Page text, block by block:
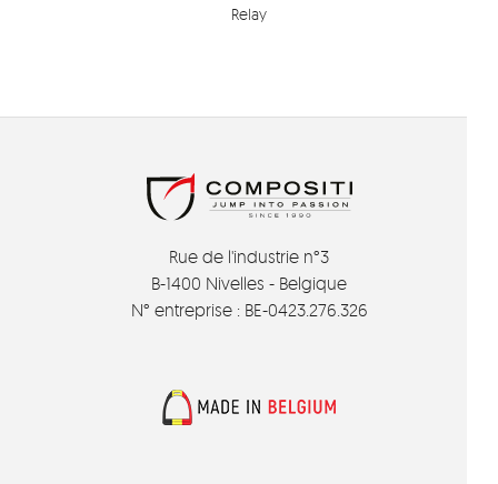
Relay
Rue de l'industrie n°3
B-1400 Nivelles - Belgique
N° entreprise : BE-0423.276.326